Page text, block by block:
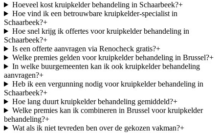
Hoeveel kost kruipkelder behandeling in Schaarbeek?+
Hoe vind ik een betrouwbare kruipkelder-specialist in
Schaarbeek?+
Hoe snel krijg ik offertes voor kruipkelder behandeling in
Schaarbeek?+
Is een offerte aanvragen via Renocheck gratis?+
Welke premies gelden voor kruipkelder behandeling in Brussel?+
In welke buurgemeenten kan ik ook kruipkelder behandeling
aanvragen?+
Heb ik een vergunning nodig voor kruipkelder behandeling in
Schaarbeek?+
Hoe lang duurt kruipkelder behandeling gemiddeld?+
Welke premies kan ik combineren in Brussel voor kruipkelder
behandeling?+
Wat als ik niet tevreden ben over de gekozen vakman?+